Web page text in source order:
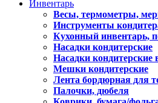
Инвентарь
Весы, термометры,
Инструменты
Кухонный инвентарь,
Насадки кондитерские
Насадки кондитерские
Мешки кондитерские
Лента бордюрная для
Палочки, дюбеля